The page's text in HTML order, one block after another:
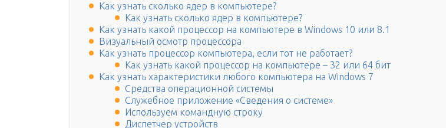
Как узнать сколько ядер в компьютере?
Как узнать сколько ядер в компьютере?
Как узнать какой процессор на компьютере в Windows 10 или 8.1
Визуальный осмотр процессора
Как узнать процессор компьютера, если тот не работает?
Как узнать какой процессор на компьютере – 32 или 64 бит
Как узнать характеристики любого компьютера на Windows 7
Средства операционной системы
Служебное приложение «Сведения о системе»
Используем командную строку
Диспетчер устройств